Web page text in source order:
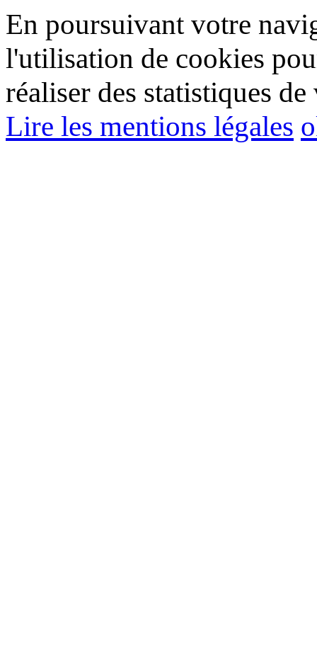
En poursuivant votre
l'utilisation de cookies
réaliser des statistiques de
Lire les mentions légales